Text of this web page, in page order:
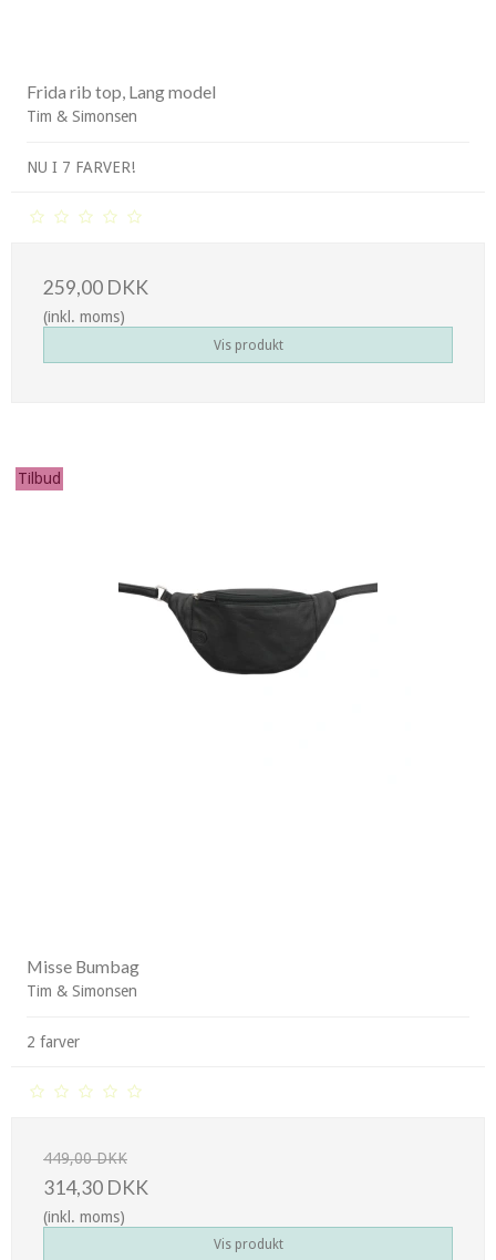
Frida rib top, Lang model
Tim & Simonsen
NU I 7 FARVER!
259,00 DKK
(inkl. moms)
Vis produkt
Tilbud
Misse Bumbag
Tim & Simonsen
2 farver
449,00 DKK
314,30 DKK
(inkl. moms)
Vis produkt